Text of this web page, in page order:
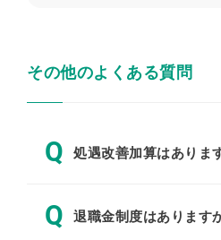
その他のよくある質問
Q 処遇改善加算はありま
Q 退職金制度はあります